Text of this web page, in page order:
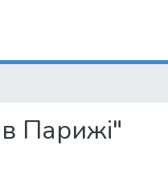
Парижі"